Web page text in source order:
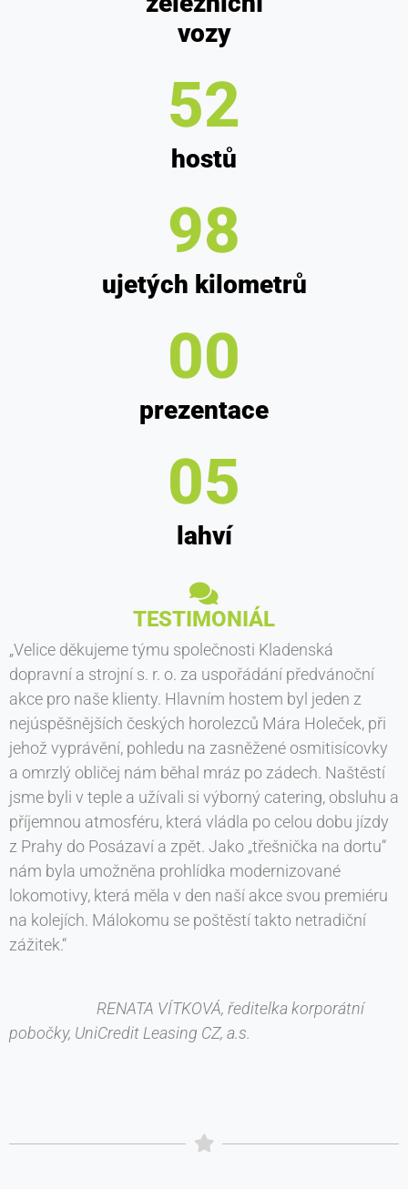
vozy
68
hostů
130
ujetých kilometrů
00
prezentace
07
lahví
TESTIMONIÁL
„Velice děkujeme týmu společnosti Kladenská
dopravní a strojní s. r. o. za uspořádání předvánoční
akce pro naše klienty. Hlavním hostem byl jeden z
nejúspěšnějších českých horolezců Mára Holeček, při
jehož vyprávění, pohledu na zasněžené osmitisícovky
a omrzlý obličej nám běhal mráz po zádech. Naštěstí
jsme byli v teple a užívali si výborný catering, obsluhu a
příjemnou atmosféru, která vládla po celou dobu jízdy
z Prahy do Posázaví a zpět. Jako „třešnička na dortu“
nám byla umožněna prohlídka modernizované
lokomotivy, která měla v den naší akce svou premiéru
na kolejích. Málokomu se poštěstí takto netradiční
zážitek.“
RENATA VÍTKOVÁ, ředitelka korporátní
pobočky, UniCredit Leasing CZ, a.s.